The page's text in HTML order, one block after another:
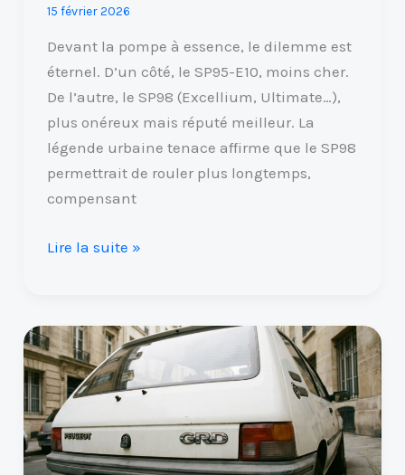
15 février 2026
Devant la pompe à essence, le dilemme est
éternel. D’un côté, le SP95-E10, moins cher.
De l’autre, le SP98 (Excellium, Ultimate…),
plus onéreux mais réputé meilleur. La
légende urbaine tenace affirme que le SP98
permettrait de rouler plus longtemps,
compensant
Lire la suite »
Que
veut
dire
le
sigle
« GRD »